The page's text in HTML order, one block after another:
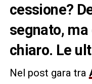
cessione?
segnato,
chiaro. Le
Nel post gara tra